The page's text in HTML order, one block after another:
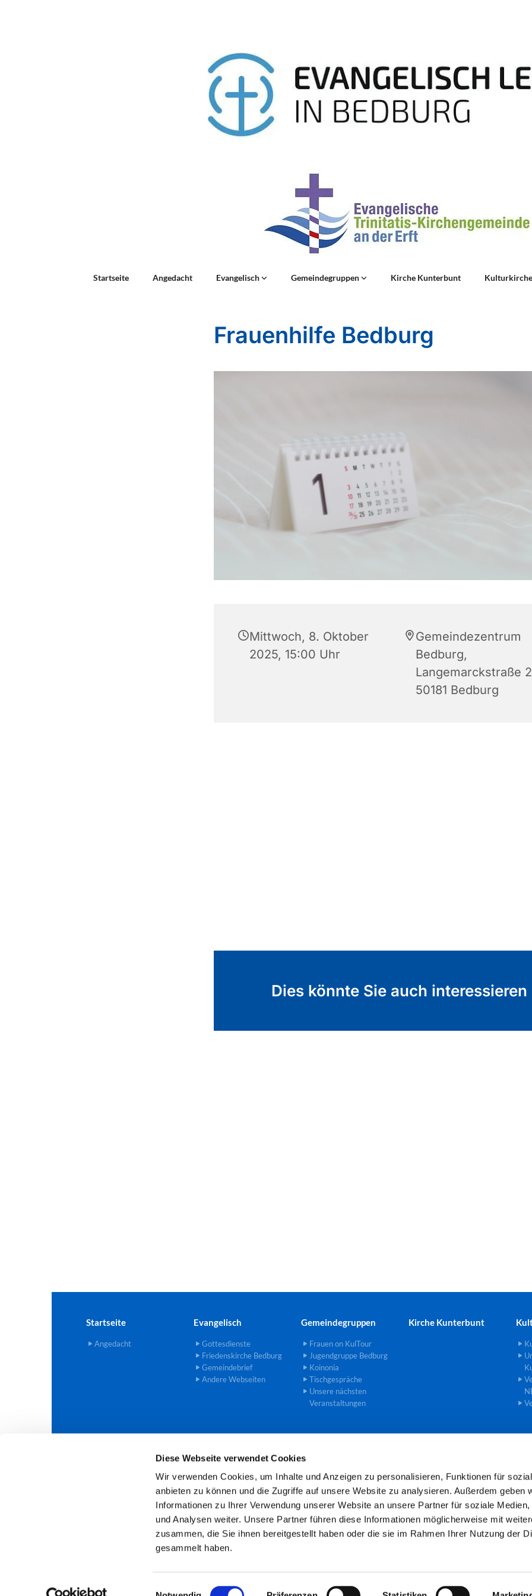
Diese Webseite verwendet Cookies
Wir verwenden Cookies, um Inhalte und Anzeigen zu personalisieren, Funktionen für
anbieten zu können und die Zugriffe auf unsere Website zu analysieren. Außerdem geben
Informationen zu Ihrer Verwendung unserer Website an unsere Partner für soziale Medien,
und Analysen weiter. Unsere Partner führen diese Informationen möglicherweise mit
zusammen, die Sie ihnen bereitgestellt haben oder die sie im Rahmen Ihrer Nutzung der
gesammelt haben.
Startseite Angedacht Evangelisch Gemeindegruppen Kirche Kunterbunt
Frauenhilfe Bedburg
Mittwoch, 8. Oktober
2025, 15:00 Uhr
Gemeindezentrum
Bedburg,
Langemarckstraße
50181 Bedburg
Dies könnte Sie auch interessieren
Startseite
Angedacht
Evangelisch
Gottesdienste
Friedenskirche Bedburg
Gemeindebrief
Andere Webseiten
Gemeindegruppen
Frauen on KulTour
Jugendgruppe Bedburg
Koinonia
Tischgespräche
Unsere nächsten
Veranstaltungen
Kirche Kunterbunt
Evangelische Trinitatis-Kirchengemeinde an der Erft · Gemeindebüro Theodor-Heuss-Str. 8, 50181 Bedburg
Öffnungszeiten: Mo und Mi 8.00 -11.00 Uhr
Kontaktinformationen Cookie-Richtlinie Impressum